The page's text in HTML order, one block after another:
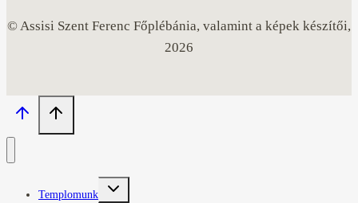
© Assisi Szent Ferenc Főplébánia, valamint a képek készítői,
2026
Templomunk
Toggle
child